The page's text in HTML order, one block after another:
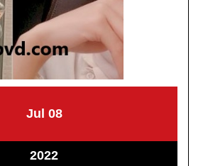
Jul Juli
2022
08Juli
2022Juli